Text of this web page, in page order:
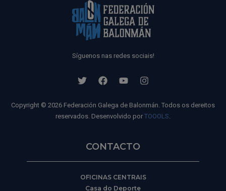
Síguenos nas redes sociais!
Copyright © 2026 Federación Galega de Balonmán. Todos os dereitos
reservados. Desenvolvido por TOOOLS
CONTACTO
OFICINAS CENTRAIS
Casa do Deporte